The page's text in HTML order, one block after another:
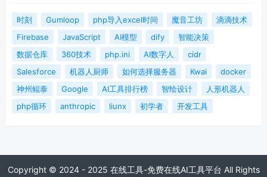
时刻 Gumloop php导入excel时间 魔音工坊
滴滴技术
Firebase
JavaScript AI模型 dify
智能决策
数据仓库
360技术 php.ini AI数字人
cidr
Salesforce
机器人厨师 如何选择服务器 Kwai
docker
神州鲲泰
Google AI工具排行榜 智绘设计
人形机器人
php循环
anthropic liunx 初学者 开发工具
Copyright © 2024 - 2025 在线工具-免费在线AI工具平台 All Rights